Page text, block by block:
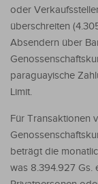
oder
überschreiten
Absendern über
paraguayische
Limit.
Für Transaktionen
beträgt die
was 8.394.927 Gs.